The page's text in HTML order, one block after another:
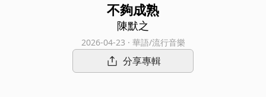
不夠成熟
陳默之
2026-04-23 · 華語/流行音樂
分享專輯